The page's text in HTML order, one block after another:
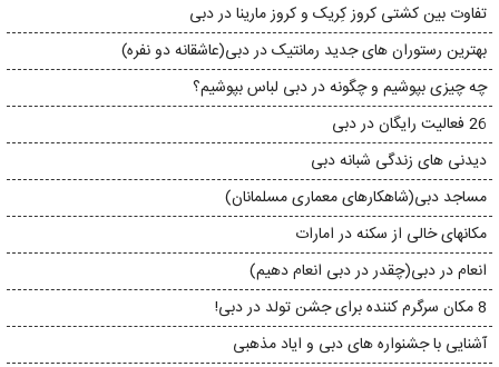
تفاوت بین کشتی کروز کِریک و کروز مارینا در دبی
بهترین رستوران های جدید رمانتیک در دبی(عاشقانه دو نفره)
چه چیزی بپوشیم و چگونه در دبی لباس بپوشیم؟
26 فعالیت رایگان در دبی
دیدنی های زندگی شبانه دبی
مساجد دبی(شاهکارهای معماری مسلمانان)
مکانهای خالی از سکنه در امارات
انعام در دبی(چقدر در دبی انعام دهیم)
8 مکان سرگرم کننده برای جشن تولد در دبی!
آشنایی با جشنواره های دبی و ایاد مذهبی